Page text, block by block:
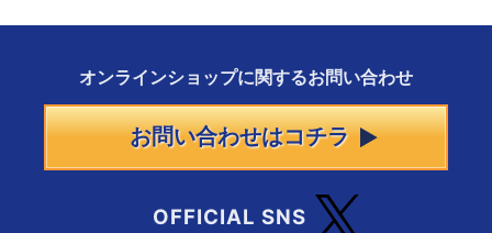
オンラインショップに関するお問い合わせ
お問い合わせはコチラ
OFFICIAL SNS